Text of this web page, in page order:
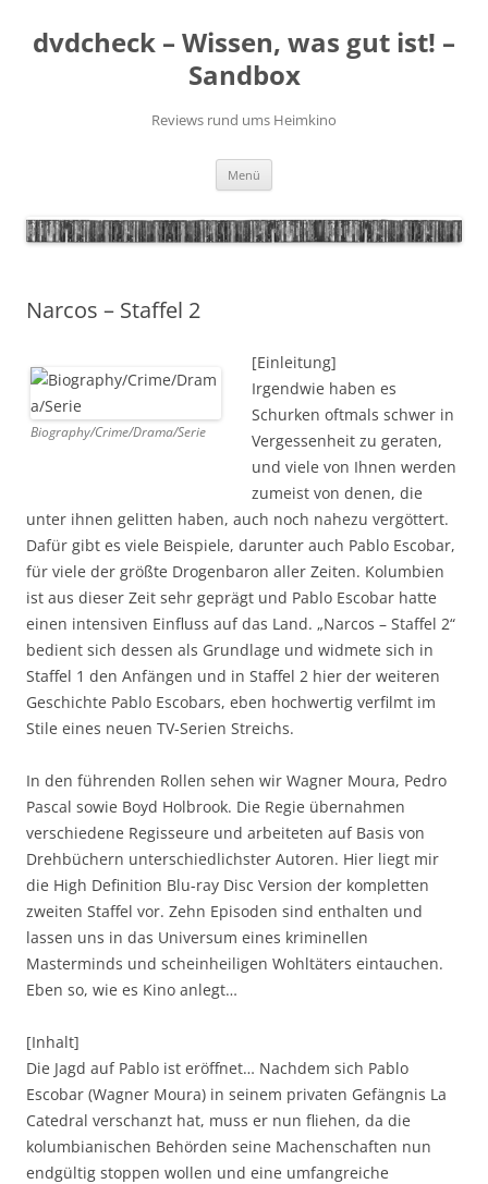
springen
dvdcheck – Wissen, was gut ist! –
Sandbox
Reviews rund ums Heimkino
Menü
Narcos – Staffel 2
Biography/Crime/Drama/Serie
[Einleitung]
Irgendwie haben es
Schurken oftmals schwer in
Vergessenheit zu geraten,
und viele von Ihnen werden
zumeist von denen, die
unter ihnen gelitten haben, auch noch nahezu vergöttert.
Dafür gibt es viele Beispiele, darunter auch Pablo Escobar,
für viele der größte Drogenbaron aller Zeiten. Kolumbien
ist aus dieser Zeit sehr geprägt und Pablo Escobar hatte
einen intensiven Einfluss auf das Land. „Narcos – Staffel 2“
bedient sich dessen als Grundlage und widmete sich in
Staffel 1 den Anfängen und in Staffel 2 hier der weiteren
Geschichte Pablo Escobars, eben hochwertig verfilmt im
Stile eines neuen TV-Serien Streichs.
In den führenden Rollen sehen wir Wagner Moura, Pedro
Pascal sowie Boyd Holbrook. Die Regie übernahmen
verschiedene Regisseure und arbeiteten auf Basis von
Drehbüchern unterschiedlichster Autoren. Hier liegt mir
die High Definition Blu-ray Disc Version der kompletten
zweiten Staffel vor. Zehn Episoden sind enthalten und
lassen uns in das Universum eines kriminellen
Masterminds und scheinheiligen Wohltäters eintauchen.
Eben so, wie es Kino anlegt…
[Inhalt]
Die Jagd auf Pablo ist eröffnet… Nachdem sich Pablo
Escobar (Wagner Moura) in seinem privaten Gefängnis La
Catedral verschanzt hat, muss er nun fliehen, da die
kolumbianischen Behörden seine Machenschaften nun
endgültig stoppen wollen und eine umfangreiche